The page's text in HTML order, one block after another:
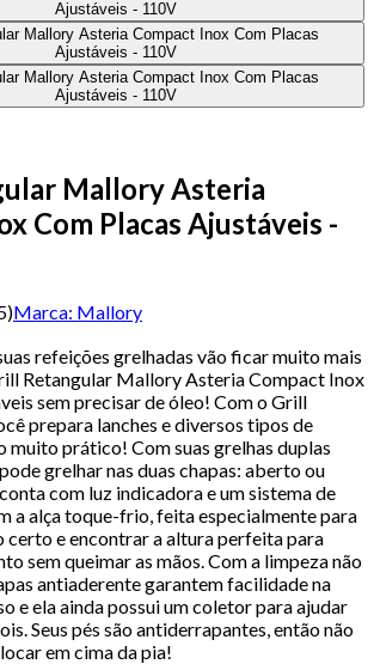
Mallory Asteria
Com Placas Ajustáveis -
)Marca: Mallory
refeições grelhadas vão ficar muito mais
Retangular Mallory Asteria Compact Inox
sem precisar de óleo! Com o Grill
prepara lanches e diversos tipos de
muito prático! Com suas grelhas duplas
grelhar nas duas chapas: aberto ou
com luz indicadora e um sistema de
a alça toque-frio, feita especialmente para
certo e encontrar a altura perfeita para
sem queimar as mãos. Com a limpeza não
antiaderente garantem facilidade na
e ela ainda possui um coletor para ajudar
Seus pés são antiderrapantes, então não
em cima da pia!